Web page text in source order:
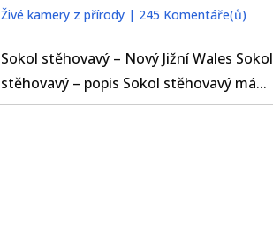
Živé kamery z přírody| 245 Komentáře(ů)
Sokol stěhovavý – Nový Jižní Wales Sokol
stěhovavý – popis Sokol stěhovavý má...